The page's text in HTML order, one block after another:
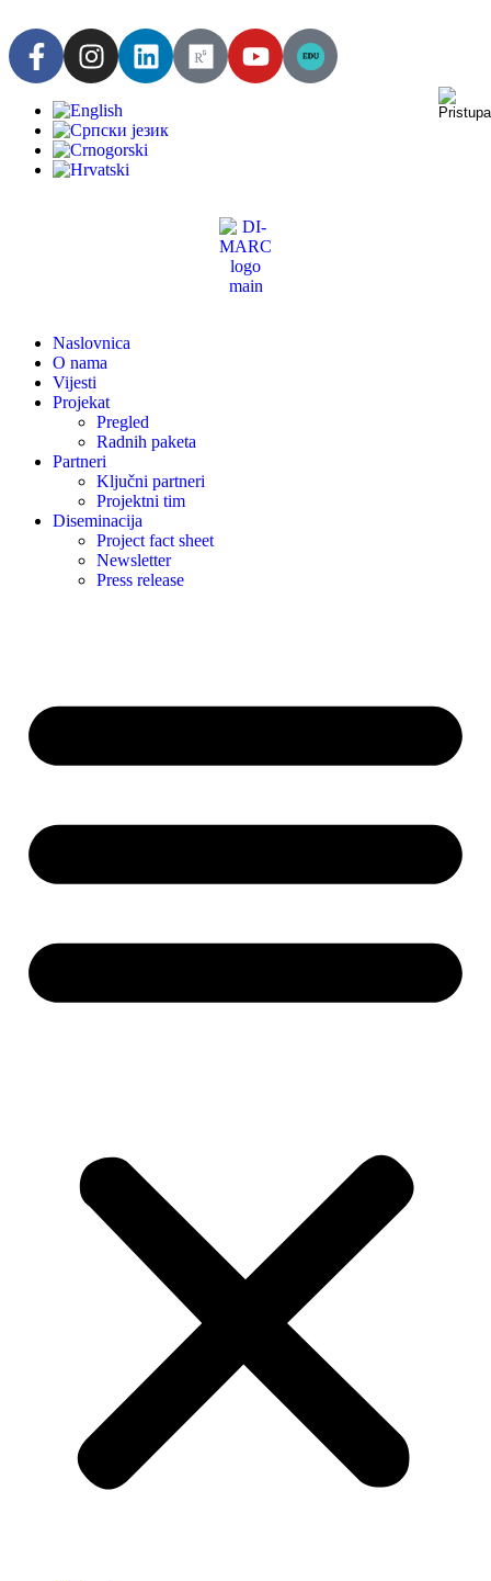
Naslovnica
O nama
Vijesti
Projekat
Pregled
Radnih paketa
Partneri
Ključni partneri
Projektni tim
Diseminacija
Project fact sheet
Newsletter
Press release